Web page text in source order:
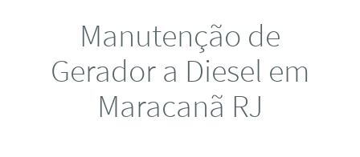
Manutenção de
Gerador a Diesel em
Maracanã RJ